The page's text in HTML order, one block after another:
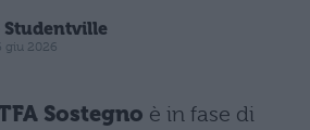
Studentville
giu 2026
Sostegno è in fase di